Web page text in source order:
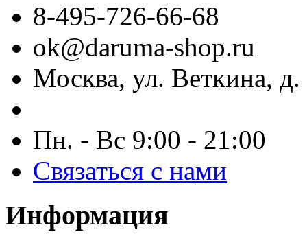
8-495-726-66-68
ok@daruma-shop.ru
Москва, ул. Веткина, д.
Пн. - Вс 9:00 - 21:00
Связаться с нами
Информация